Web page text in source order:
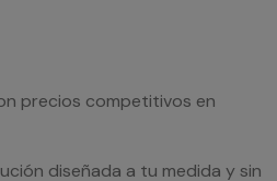
precios competitivos en
diseñada a tu medida y sin